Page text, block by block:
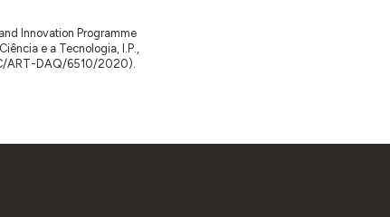
Innovation Programme
e a Tecnologia, I.P.,
ART-DAQ/6510/2020).